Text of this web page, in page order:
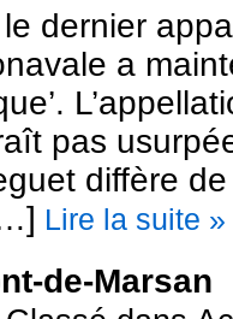
le dernier
a
pas
diffère
Lire la suite »
de-Marsan